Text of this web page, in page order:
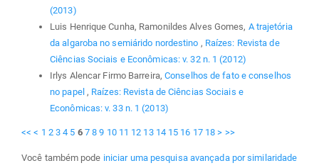
(2013)
Luis Henrique Cunha, Ramonildes Alves Gomes, A trajetória
da algaroba no semiárido nordestino , Raízes: Revista de
Ciências Sociais e Econômicas: v. 32 n. 1 (2012)
Irlys Alencar Firmo Barreira,Conselhos de fato e conselhos
no papel , Raízes: Revista de Ciências Sociais e
Econômicas: v. 33 n. 1 (2013)
<< < 1 2 3 4 5 6 7 8 9 10 11 12 13 14 15 16 17 18 > >>
Você também pode iniciar uma pesquisa avançada por similaridade